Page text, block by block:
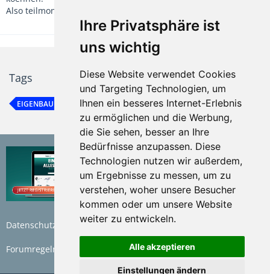
Ihre Privatsphäre ist
uns wichtig
Diese Website verwendet Cookies
und Targeting Technologien, um
Ihnen ein besseres Internet-Erlebnis
zu ermöglichen und die Werbung,
die Sie sehen, besser an Ihre
Bedürfnisse anzupassen. Diese
Technologien nutzen wir außerdem,
um Ergebnisse zu messen, um zu
verstehen, woher unsere Besucher
kommen oder um unsere Website
weiter zu entwickeln.
Alle akzeptieren
Einstellungen ändern
Also teilmontiert.
Tags
EIGENBAU
Datenschutzerklärung Nutzungsbedingungen
Forumregeln